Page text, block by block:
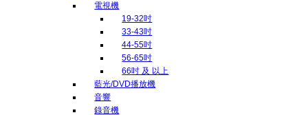
電視機
19-32吋
33-43吋
44-55吋
56-65吋
66吋 及 以上
藍光/DVD播放機
音響
錄音機